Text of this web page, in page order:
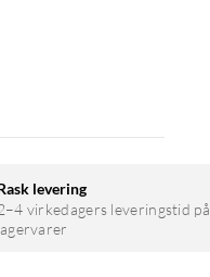
levering
virkedagers leveringstid på